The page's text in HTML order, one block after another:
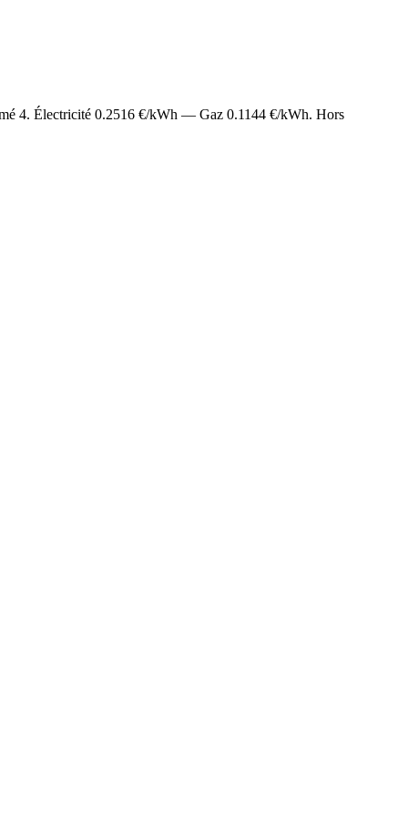
4. Électricité 0.2516 €/kWh — Gaz 0.1144 €/kWh. Hors